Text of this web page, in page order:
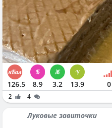
126.5 8.9 3.2 13.9 0
2 4
Луковые завиточки